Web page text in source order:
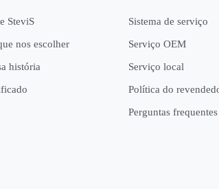
SteviS
nos escolher
história
Sistema de serviço
Serviço OEM
Serviço local
Política do
Perguntas frequentes